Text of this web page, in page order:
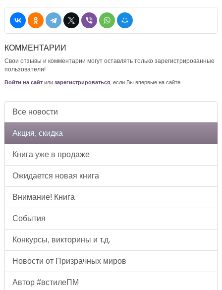
КОММЕНТАРИИ
Свои отзывы и комментарии могут оставлять только зарегистрированные
пользователи!
Войти на сайт илизарегистрироваться , если Вы впервые на сайте.
Все новости
Акция, скидка
Книга уже в продаже
Ожидается новая книга
Внимание! Книга
События
Конкурсы, викторины и т.д.
Новости от Призрачных миров
Автор #встилеПМ